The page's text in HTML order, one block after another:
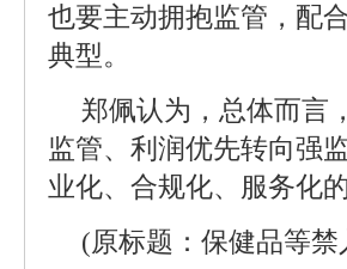
也要主动拥抱监管，配
典型。
郑佩认为，总体而言
监管、利润优先转向强
业化、合规化、服务化
(原标题：保健品等